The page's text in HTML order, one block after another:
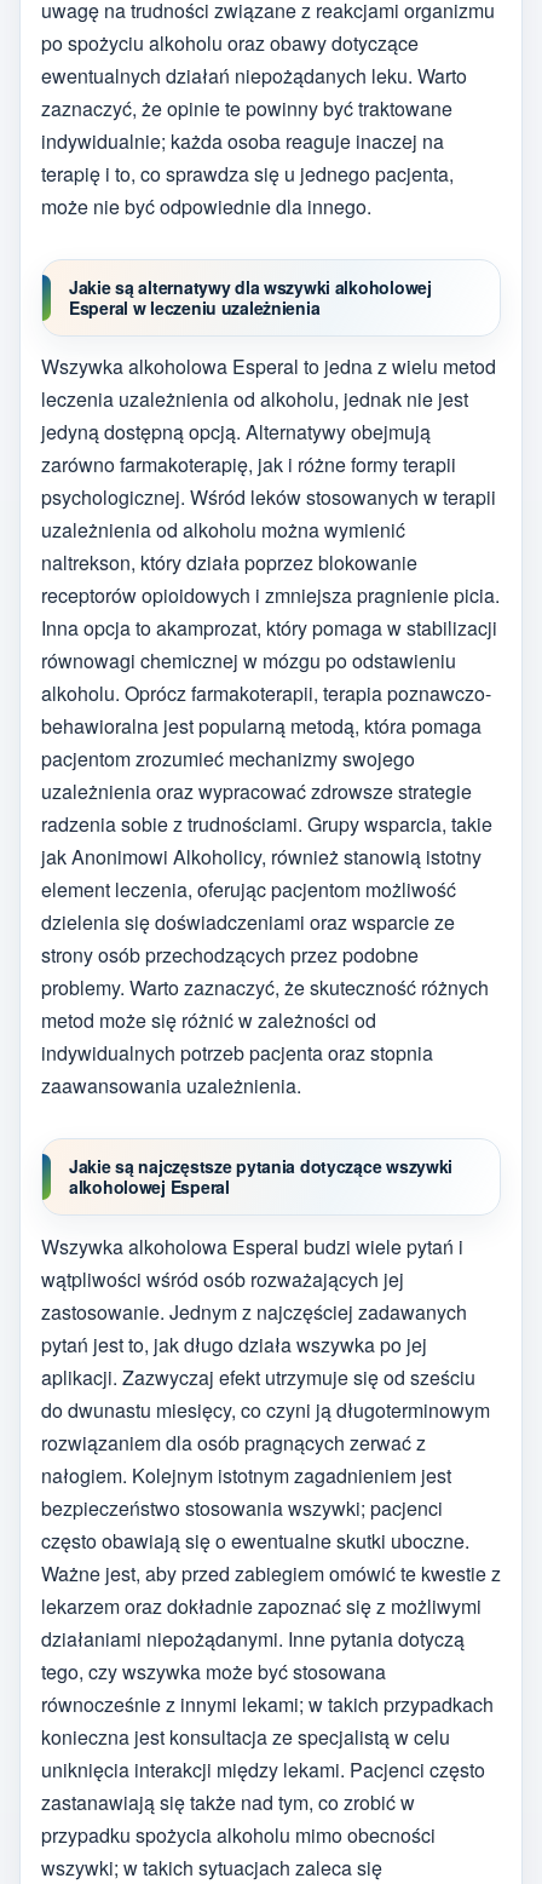
uwagę na trudności związane z reakcjami organizmu
po spożyciu alkoholu oraz obawy dotyczące
ewentualnych działań niepożądanych leku. Warto
zaznaczyć, że opinie te powinny być traktowane
indywidualnie; każda osoba reaguje inaczej na
terapię i to, co sprawdza się u jednego pacjenta,
może nie być odpowiednie dla innego.
Jakie są alternatywy dla wszywki alkoholowej
Esperal w leczeniu uzależnienia
Wszywka alkoholowa Esperal to jedna z wielu metod
leczenia uzależnienia od alkoholu, jednak nie jest
jedyną dostępną opcją. Alternatywy obejmują
zarówno farmakoterapię, jak i różne formy terapii
psychologicznej. Wśród leków stosowanych w terapii
uzależnienia od alkoholu można wymienić
naltrekson, który działa poprzez blokowanie
receptorów opioidowych i zmniejsza pragnienie picia.
Inna opcja to akamprozat, który pomaga w stabilizacji
równowagi chemicznej w mózgu po odstawieniu
alkoholu. Oprócz farmakoterapii, terapia poznawczo-
behawioralna jest popularną metodą, która pomaga
pacjentom zrozumieć mechanizmy swojego
uzależnienia oraz wypracować zdrowsze strategie
radzenia sobie z trudnościami. Grupy wsparcia, takie
jak Anonimowi Alkoholicy, również stanowią istotny
element leczenia, oferując pacjentom możliwość
dzielenia się doświadczeniami oraz wsparcie ze
strony osób przechodzących przez podobne
problemy. Warto zaznaczyć, że skuteczność różnych
metod może się różnić w zależności od
indywidualnych potrzeb pacjenta oraz stopnia
zaawansowania uzależnienia.
Jakie są najczęstsze pytania dotyczące wszywki
alkoholowej Esperal
Wszywka alkoholowa Esperal budzi wiele pytań i
wątpliwości wśród osób rozważających jej
zastosowanie. Jednym z najczęściej zadawanych
pytań jest to, jak długo działa wszywka po jej
aplikacji. Zazwyczaj efekt utrzymuje się od sześciu
do dwunastu miesięcy, co czyni ją długoterminowym
rozwiązaniem dla osób pragnących zerwać z
nałogiem. Kolejnym istotnym zagadnieniem jest
bezpieczeństwo stosowania wszywki; pacjenci
często obawiają się o ewentualne skutki uboczne.
Ważne jest, aby przed zabiegiem omówić te kwestie z
lekarzem oraz dokładnie zapoznać się z możliwymi
działaniami niepożądanymi. Inne pytania dotyczą
tego, czy wszywka może być stosowana
równocześnie z innymi lekami; w takich przypadkach
konieczna jest konsultacja ze specjalistą w celu
uniknięcia interakcji między lekami. Pacjenci często
zastanawiają się także nad tym, co zrobić w
przypadku spożycia alkoholu mimo obecności
wszywki; w takich sytuacjach zaleca się